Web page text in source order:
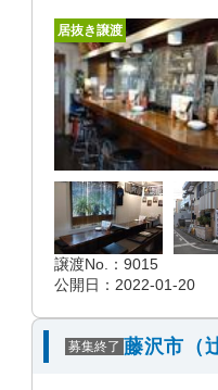
居抜き譲渡
譲渡No.：9015
公開日：2022-01-20
募集終了 藤沢市（